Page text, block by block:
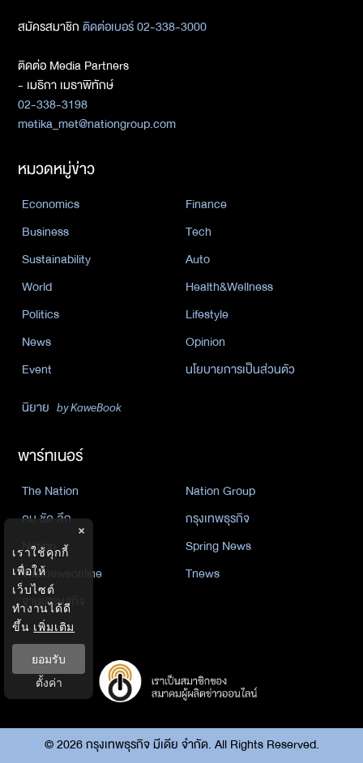
สมัครสมาชิกติดต่อเบอร์ 02-338-3000
ติดต่อ Media Partners
- เมธิกา เมธาพิทักษ์
02-338-3198
metika_met@nationgroup.com
หมวดหมู่ข่าว
Economics
Finance
Business
Tech
Sustainability
Auto
World
Health&Wellness
Politics
Lifestyle
News
Opinion
Event
นโยบายการเป็นส่วนตัว
นิยาย by KaweBook
พาร์ทเนอร์
The Nation
Nation Group
คม ชัด ลึก
กรุงเทพธุรกิจ
Nation
Spring News
Thainewsonline
Tnews
ฐานเศรษฐกิจ
©2026กรุงเทพธุรกิจ มีเดีย จำกัด. All Rights Reserved.
×
เราใช้คุกกี้
เพื่อให้
เว็บไซต์
ทำงานได้ดี
ขึ้น เพิ่มเติม
ยอมรับ
ตั้งค่า